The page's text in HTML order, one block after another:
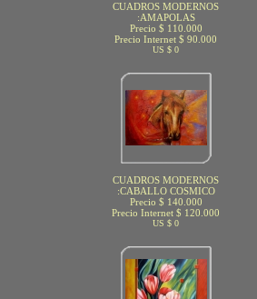
CUADROS MODERNOS
:AMAPOLAS
Precio $ 110.000
Precio Internet $ 90.000
US $ 0
CUADROS MODERNOS
:CABALLO COSMICO
Precio $ 140.000
Precio Internet $ 120.000
US $ 0